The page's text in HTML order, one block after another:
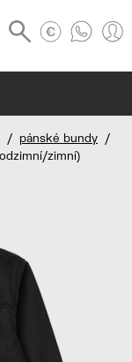
/ pánské bundy /
zimní)